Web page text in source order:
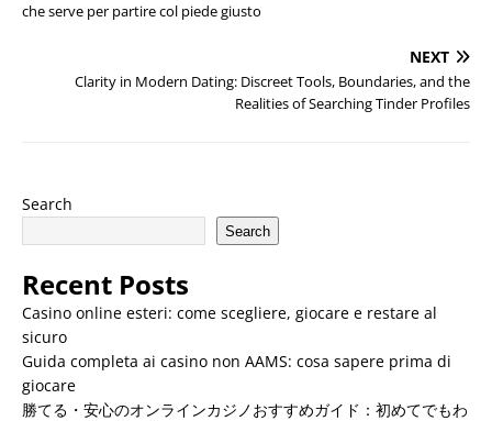
che serve per partire col piede giusto
NEXT
Clarity in Modern Dating: Discreet Tools, Boundaries, and the
Realities of Searching Tinder Profiles
Search
Search
Recent Posts
Casino online esteri: come scegliere, giocare e restare al
sicuro
Guida completa ai casino non AAMS: cosa sapere prima di
giocare
勝てる・安心のオンラインカジノおすすめガイド：初めてでもわ